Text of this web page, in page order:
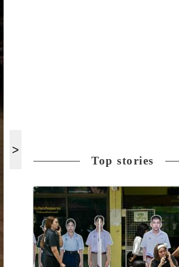
Top stories